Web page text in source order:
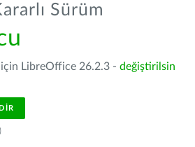
Sürüm
LibreOffice 26.2.3 - değiştirilsin
)